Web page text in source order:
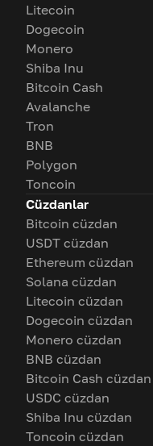
Litecoin
Dogecoin
Monero
Shiba Inu
Bitcoin Cash
Avalanche
Tron
BNB
Polygon
Toncoin
Cüzdanlar
Bitcoin cüzdan
USDT cüzdan
Ethereum cüzdan
Solana cüzdan
Litecoin cüzdan
Dogecoin cüzdan
Monero cüzdan
BNB cüzdan
Bitcoin Cash cüzdan
USDC cüzdan
Shiba Inu cüzdan
Toncoin cüzdan